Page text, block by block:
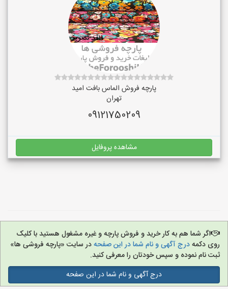
پارچه فروش الماس بافت امید
تهران
09121750209
مشاهده پروفایل
اگر شما هم به کار خرید و فروش پارچه و غیره مشغول هستید با کلیک
روی دکمهدرج آگهی و نام شما در این صفحهدر سایت «پارچه فروشی ها»
ثبت نام نموده و سپس خودتان را معرفی کنید.
درج آگهی و نام شما در این صفحه